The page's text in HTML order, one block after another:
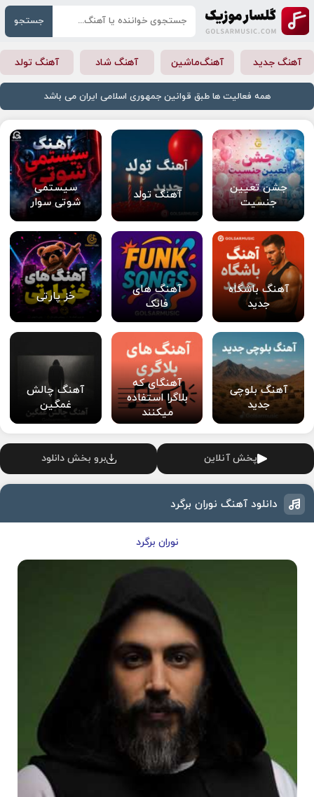
جستجو
آهنگ جدید آهنگ‌ماشین آهنگ شاد آهنگ تولد
همه فعالیت ها طبق قوانین جمهوری اسلامی ایران می باشد
جشن تعیین
جنسیت
آهنگ تولد
سیستمی
شوتی سوار
آهنگ باشگاه
جدید
آهنگ های
فانک
خز پارتی
آهنگ بلوچی
جدید
آهنگای که
بلاگرا استفاده
میکنند
آهنگ چالش
غمگین
پخش آنلاین برو بخش دانلود
دانلود آهنگ نوران برگرد
نوران برگرد